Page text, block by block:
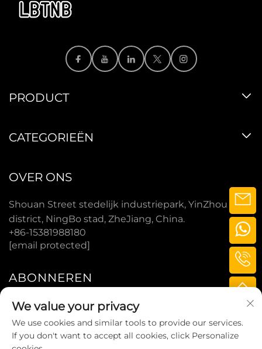
PRODUCT
CATEGORIEËN
OVER ONS
Shouan Street stedelijk industriepark, YinZhou
district, NingBo stad, ZheJiang, China.
+86-15381988180
[email protected]
ABONNEREN
We value your privacy
We use cookies and similar tools to provide our services.
If you don't want to accept all cookies, click Personalize